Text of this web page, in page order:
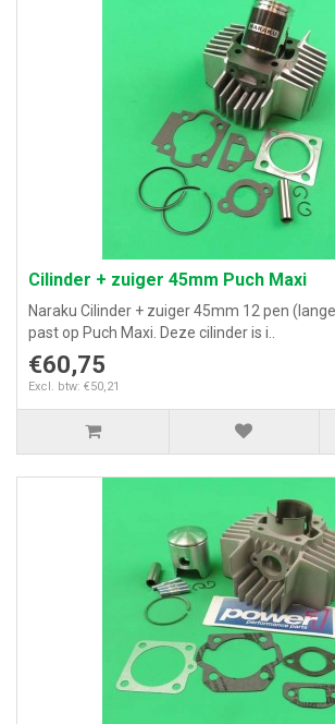
Cilinder + zuiger 45mm Puch Maxi
Naraku Cilinder + zuiger 45mm 12 pen
past op Puch Maxi. Deze cilinder is i..
€60,75
Excl. btw: €50,21